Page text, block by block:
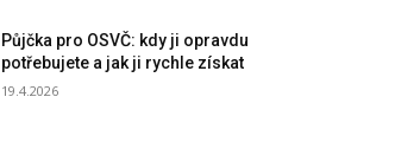
Půjčka pro OSVČ: kdy ji opravdu
potřebujete a jak ji rychle získat
19.4.2026